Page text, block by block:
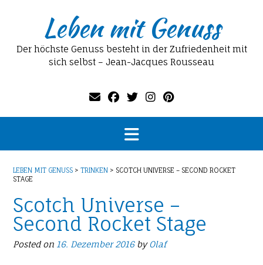
Leben mit Genuss
Der höchste Genuss besteht in der Zufriedenheit mit
sich selbst – Jean-Jacques Rousseau
LEBEN MIT GENUSS > TRINKEN > SCOTCH UNIVERSE – SECOND ROCKET
STAGE
Scotch Universe –
Second Rocket Stage
Posted on 16. Dezember 2016by Olaf